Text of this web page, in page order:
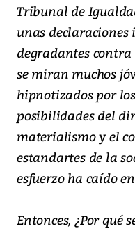
Tribunal de
unas declaraciones
degradantes contra
se miran muchos
hipnotizados por
posibilidades del
materialismo y el
estandartes de la
esfuerzo ha caído
Entonces, ¿Por qué